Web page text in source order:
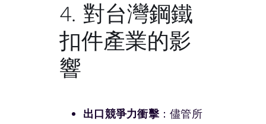
4. 對台灣鋼鐵
扣件產業的影
響
出口競爭力衝擊：儘管所